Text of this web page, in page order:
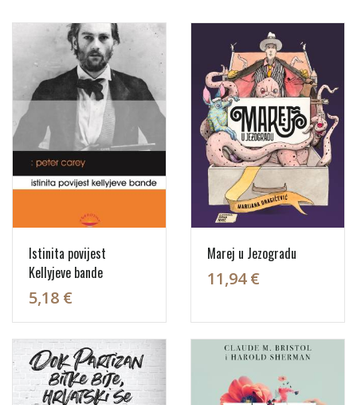
Istinita povijest
Kellyjeve bande
5,18 €
Marej u Jezogradu
11,94 €